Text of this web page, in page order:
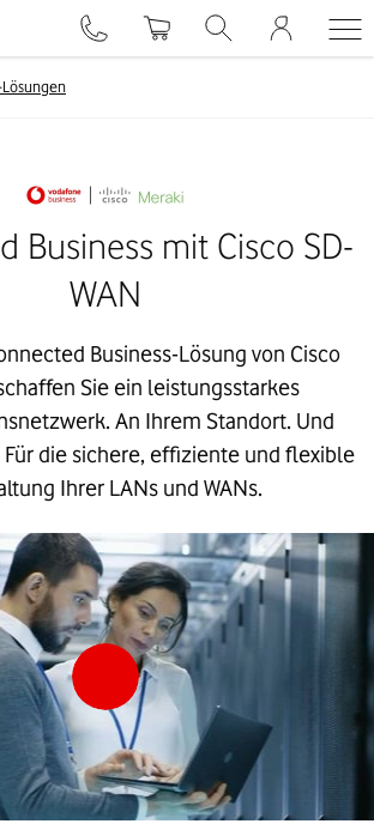
Business mit Cisco SD-
WAN
Business-Lösung von Cisco
Sie ein leistungsstarkes
An Ihrem Standort. Und
Für die sichere, effiziente und flexible
Ihrer LANs und WANs.